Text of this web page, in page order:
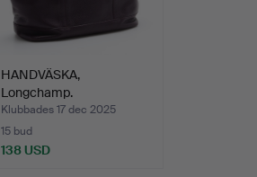
HANDVÄSKA,
Longchamp.
Klubbades 17 dec 2025
15 bud
138 USD